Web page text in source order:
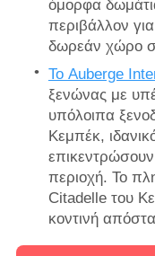
όμορφα
περιβάλλον
δωρεάν χώρο
Το Auberge
ξενώνας με
υπόλοιπα
Κεμπέκ,
επικεντρώσουν
περιοχή. Το
Citadelle του
κοντινή